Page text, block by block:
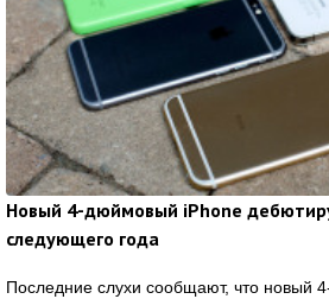
Новый 4-дюймовый iPhone
следующего года
Последние слухи сообщают, что новый